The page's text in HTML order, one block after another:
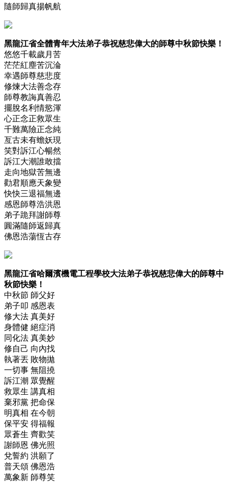
隨師歸真揚帆航
黑龍江省全體青年大法弟子恭祝慈悲偉大的師尊中秋節快樂！
悠悠千載歲月苦
茫茫紅塵苦沉淪
幸遇師尊慈悲度
修煉大法善念存
師尊教誨真善忍
擺脫名利情慾渾
心正念正救眾生
千難萬險正念純
亙古未有蟾妖現
笑對訴江心暢然
訴江大潮誰敢擋
走向地獄苦無邊
勸君順應天象變
快快三退福無邊
感恩師尊浩洪恩
弟子跪拜謝師尊
圓滿隨師返歸真
佛恩浩蕩恆古存
黑龍江省哈爾濱機電工程學校大法弟子恭祝慈悲偉大的師尊中
秋節快樂！
中秋節 師父好
弟子叩 感恩表
修大法 真美好
身體健 絕症消
同化法 真美妙
修自己 向內找
執著丟 敗物拋
一切事 無阻撓
訴江潮 眾覺醒
救眾生 講真相
棄邪黨 把命保
明真相 在今朝
保平安 得福報
眾蒼生 齊歡笑
謝師恩 佛光照
兌誓約 洪願了
普天頌 佛恩浩
萬象新 師尊笑